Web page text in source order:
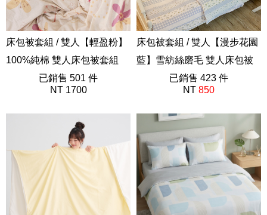
床包被套組 / 雙人【輕盈粉】
100%純棉 雙人床包被套組
AAC212已銷售 501 件
NT 1700
床包被套組 / 雙人【漫步花園
藍】雪紡絲磨毛 雙人床包被
已銷售 423 件
NT 850